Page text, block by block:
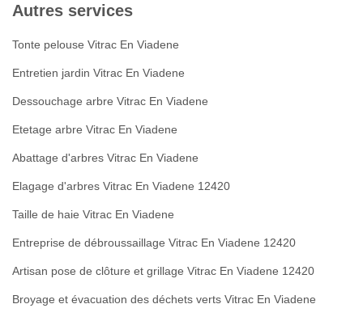
Autres services
Tonte pelouse Vitrac En Viadene
Entretien jardin Vitrac En Viadene
Dessouchage arbre Vitrac En Viadene
Etetage arbre Vitrac En Viadene
Abattage d'arbres Vitrac En Viadene
Elagage d'arbres Vitrac En Viadene 12420
Taille de haie Vitrac En Viadene
Entreprise de débroussaillage Vitrac En Viadene 12420
Artisan pose de clôture et grillage Vitrac En Viadene 12420
Broyage et évacuation des déchets verts Vitrac En Viadene